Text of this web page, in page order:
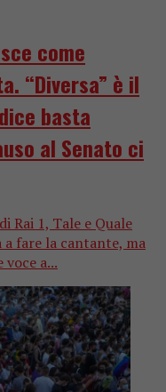
come
“Diversa” è il
basta
al Senato ci
Rai 1, Tale e Quale
fare la cantante, ma
a...